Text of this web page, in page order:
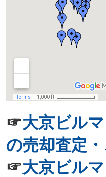
☞大京ビル
の売却査定
☞大京ビル